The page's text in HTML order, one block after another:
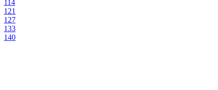
114
121
127
133
140